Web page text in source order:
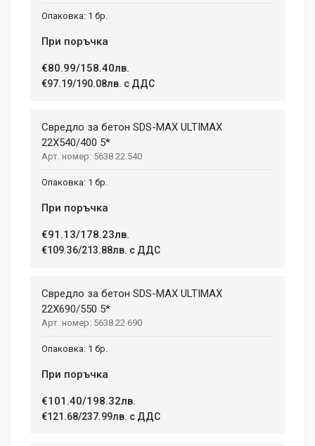
1 бр.
При поръчка
€80.99/158.40лв.
€97.19/190.08лв. с ДДС
Свредло за бетон SDS-MAX ULTIMAX
22X540/400 5*
5638 22 540
1 бр.
При поръчка
€91.13/178.23лв.
€109.36/213.88лв. с ДДС
Свредло за бетон SDS-MAX ULTIMAX
22X690/550 5*
5638 22 690
1 бр.
При поръчка
€101.40/198.32лв.
€121.68/237.99лв. с ДДС